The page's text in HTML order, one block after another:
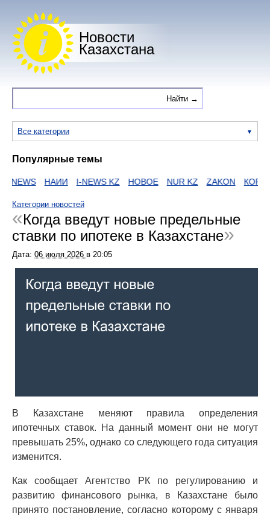
Новости
Казахстана
Все категории
Популярные темы
NEWS НАИИ I-NEWS KZ НОВОЕ NUR KZ ZAKON
Категории новостей
Когда введут новые предельные
ставки по ипотеке в Казахстане
Дата: 06 июля 2026 в 20:05
В Казахстане меняют правила определения
ипотечных ставок. На данный момент они не могут
превышать 25%, однако со следующего года ситуация
изменится.
Как сообщает Агентство РК по регулированию и
развитию финансового рынка, в Казахстане было
принято постановление, согласно которому с января